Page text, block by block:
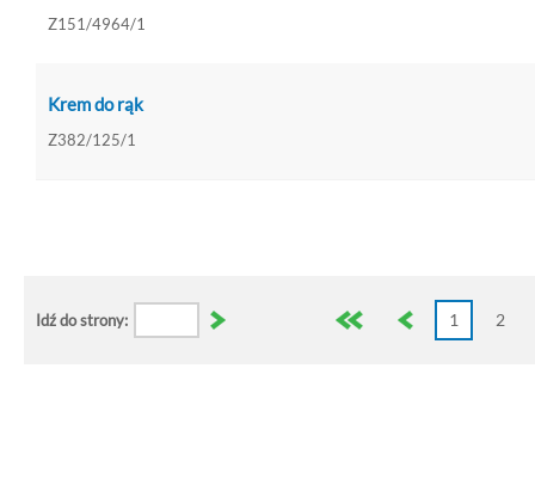
Z151/4964/1
Krem do rąk
Z382/125/1
Idź do strony: 1 2